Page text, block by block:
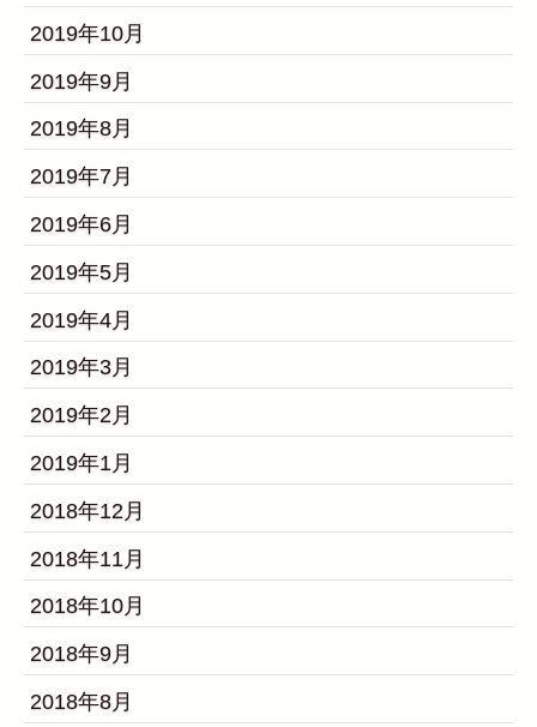
2019年10月
2019年9月
2019年8月
2019年7月
2019年6月
2019年5月
2019年4月
2019年3月
2019年2月
2019年1月
2018年12月
2018年11月
2018年10月
2018年9月
2018年8月